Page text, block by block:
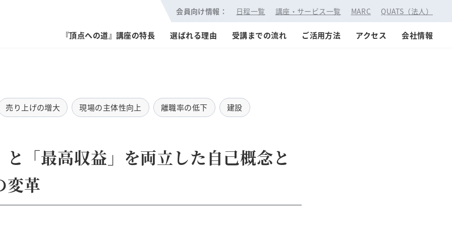
会員向け情報： 日程一覧 講座・サービス一覧 MARC QUATS（法人）
『頂点への道』講座の特長 選ばれる理由 受講までの流れ ご活用方法 アクセス 会社情報
売り上げの増大 現場の主体性向上 離職率の低下 建設
と「最高収益」を両立した自己概念と
変革